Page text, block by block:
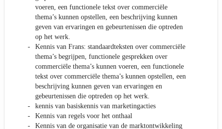
voeren, een functionele tekst over commerciële
thema’s kunnen opstellen, een beschrijving kunnen
geven van ervaringen en gebeurtenissen die optreden
op het werk.
Kennis van Frans: standaardteksten over commerciële
thema’s begrijpen, functionele gesprekken over
commerciële thema’s kunnen voeren, een functionele
tekst over commerciële thema’s kunnen opstellen, een
beschrijving kunnen geven van ervaringen en
gebeurtenissen die optreden op het werk.
kennis van basiskennis van marketingacties
Kennis van regels voor het onthaal
Kennis van de organisatie van de marktontwikkeling